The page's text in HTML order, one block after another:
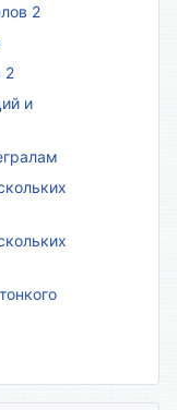
2
2
и